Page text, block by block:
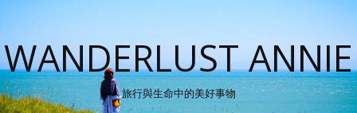
WANDERLUST ANNIE
旅行與生命中的美好事物